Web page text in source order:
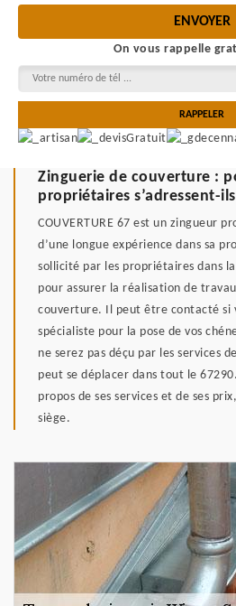
On vous rappelle
Zinguerie de couverture :
propriétaires s’adressent-ils
COUVERTURE 67 est un zingueur
d’une longue expérience dans sa
sollicité par les propriétaires dans
pour assurer la réalisation de
couverture. Il peut être contacté si
spécialiste pour la pose de vos
ne serez pas déçu par les services
peut se déplacer dans tout le
propos de ses services et de ses
siège.